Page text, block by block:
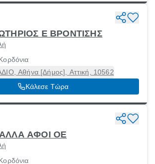
Ε ΒΡΟΝΤΙΣΗΣ
Αθήνα [Δήμος], Αττική, 10562
Κάλεσε Τώρα
ΑΦΟΙ ΟΕ